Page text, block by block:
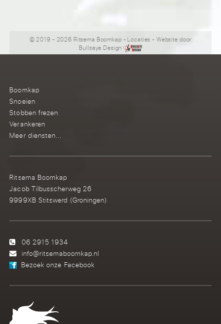
© 2019 - 2026 Ritsema Boomkap -Locaties - Website door
Bullseye Design
Boomkap
Snoeien
Stobben frezen
Verankeren
Meer diensten...
Ritsema Boomkap
Jacob Tilbusscherweg 26
9999XB Stitswerd (Groningen)
06 2915 1934
info@ritsemaboomkap.nl
Bezoek onze Facebook